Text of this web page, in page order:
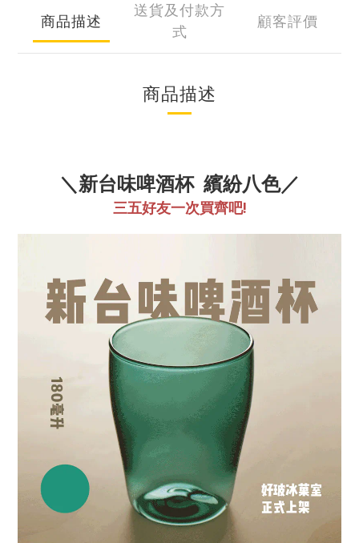
商品描述
送貨及付款方
式
顧客評價
商品描述
＼新台味啤酒杯 繽紛八色／
三五好友一次買齊吧!